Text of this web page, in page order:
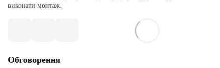
виконати монтаж.
Обговорення